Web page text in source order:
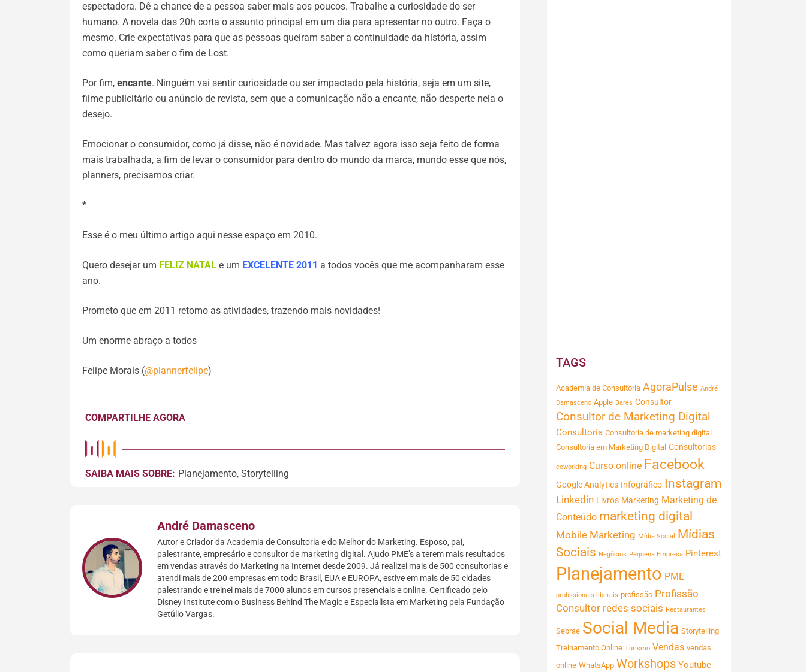
espectadora. Dê a chance de a pessoa saber mais aos poucos. Trabalhe a curiosidade do ser
humano. A novela das 20h corta o assunto principal em um dia para apresentar no outro. Faça o
mesmo. Crie expectativas para que as pessoas queiram saber a continuidade da história, assim
como queriam saber o fim de Lost.
Por fim, encante. Ninguém vai sentir curiosidade ou ser impactado pela história, seja em um site,
filme publicitário ou anúncio de revista, sem que a comunicação não a encante, não desperte nela o
desejo.
Emocionar o consumidor, como já disse, não é novidade. Mas talvez agora isso seja feito de forma
mais trabalhada, a fim de levar o consumidor para dentro do mundo da marca, mundo esse que nós,
planners, precisamos criar.
*
Esse é o meu último artigo aqui nesse espaço em 2010.
Quero desejar um FELIZ NATAL e um EXCELENTE 2011 a todos vocês que me acompanharam esse
ano.
Prometo que em 2011 retomo as atividades, trazendo mais novidades!
Um enorme abraço a todos
Felipe Morais (@plannerfelipe)
COMPARTILHE AGORA
SAIBA MAIS SOBRE: Planejamento, Storytelling
André Damasceno
Autor e Criador da Academia de Consultoria e do Melhor do Marketing. Esposo, pai,
palestrante, empresário e consultor de marketing digital. Ajudo PME’s a terem mais resultados
em vendas através do Marketing na Internet desde 2009. Já realizei mais de 500 consultorias e
atendi mais de 200 empresas em todo Brasil, EUA e EUROPA, estive em mais de 50 cidades
palestrando e treinei mais de 7000 alunos em cursos presenciais e online. Certificado pelo
Disney Institute com o Business Behind The Magic e Especialista em Marketing pela Fundação
Getúlio Vargas.
TAGS
Academia de Consultoria AgoraPulse André
Damasceno Apple Bares Consultor
Consultor de Marketing Digital
Consultoria Consultoria de marketing digital
Consultoria em Marketing Digital Consultorias
coworking Curso online Facebook
Google Analytics Infográfico Instagram
Linkedin Livros Marketing Marketing de
Conteúdo marketing digital
Mobile Marketing Mídia Social
Mídias
Sociais Negócios Pequena Empresa Pinterest
Planejamento PME
profissionais liberais profissão Profissão
Consultor redes sociais Restaurantes
Sebrae Social Media Storytelling
Treinamento Online Turismo Vendas vendas
online WhatsApp Workshops Youtube